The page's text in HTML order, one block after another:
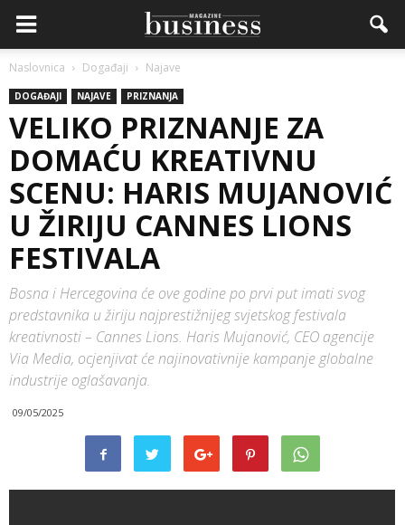
Naslovnica Događaji Najave
DOGAĐAJI NAJAVE PRIZNANJA
VELIKO PRIZNANJE ZA
DOMAĆU KREATIVNU
SCENU: HARIS MUJANOVIĆ
U ŽIRIJU CANNES LIONS
FESTIVALA
Bosna i Hercegovina će ove godine po prvi put imati svog
predstavnika u žiriju najprestižnijeg svjetskog festivala
kreativnosti – Cannes Lions. Haris Mujanović, CEO agencije
Via Media, ocjenjivat će najinovativnije kampanje globalne
industrije oglašavanja.
09/05/2025